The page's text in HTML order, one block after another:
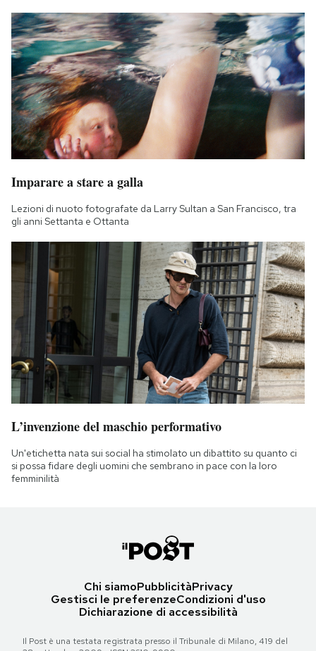
Imparare a stare a galla
Lezioni di nuoto fotografate da Larry Sultan a San Francisco, tra
gli anni Settanta e Ottanta
L’invenzione del maschio performativo
Un'etichetta nata sui social ha stimolato un dibattito su quanto ci
si possa fidare degli uomini che sembrano in pace con la loro
femminilità
Chi siamoPubblicitàPrivacy
Gestisci le preferenzeCondizioni d'uso
Dichiarazione di accessibilità
Il Post è una testata registrata presso il Tribunale di Milano, 419 del